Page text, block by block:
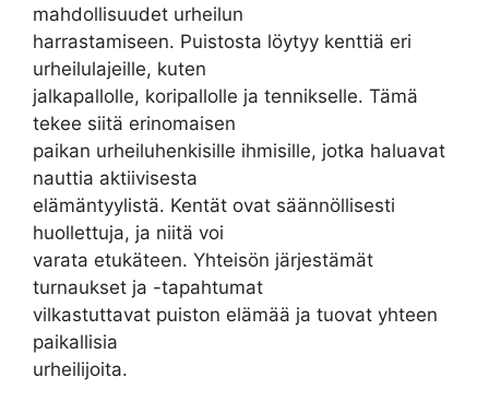
mahdollisuudet urheilun
harrastamiseen. Puistosta löytyy kenttiä eri
urheilulajeille, kuten
jalkapallolle, koripallolle ja tennikselle. Tämä
tekee siitä erinomaisen
paikan urheiluhenkisille ihmisille, jotka haluavat
nauttia aktiivisesta
elämäntyylistä. Kentät ovat säännöllisesti
huollettuja, ja niitä voi
varata etukäteen. Yhteisön järjestämät
turnaukset ja -tapahtumat
vilkastuttavat puiston elämää ja tuovat yhteen
paikallisia
urheilijoita.